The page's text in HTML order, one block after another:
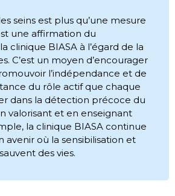
seins est plus qu’une mesure
une affirmation du
clinique BIASA à l’égard de la
C’est un moyen d’encourager
l’indépendance et de
du rôle actif que chaque
dans la détection précoce du
valorisant et en enseignant
la clinique BIASA continue
avenir où la sensibilisation et
des vies.